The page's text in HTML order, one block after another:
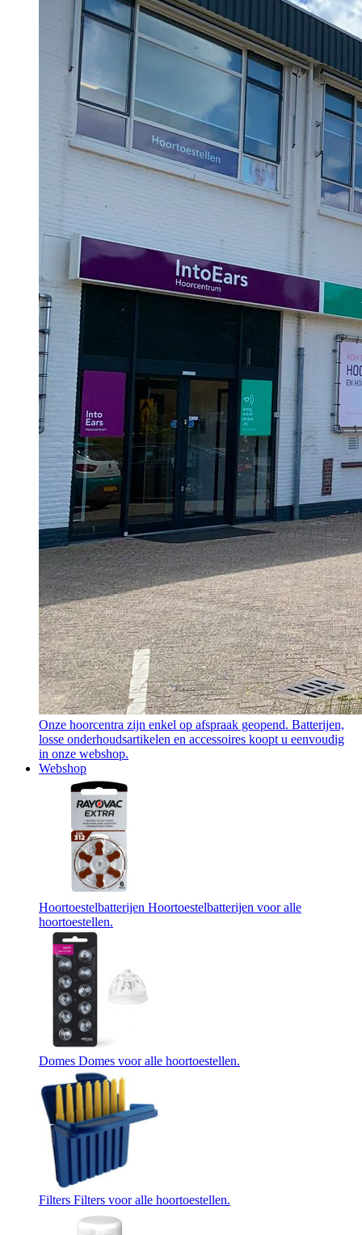
Onze hoorcentra zijn enkel op afspraak geopend. Batterijen,
losse onderhoudsartikelen en accessoires koopt u eenvoudig
in onze webshop.
Webshop
Hoortoestelbatterijen Hoortoestelbatterijen voor alle
hoortoestellen.
Domes Domes voor alle hoortoestellen.
Filters Filters voor alle hoortoestellen.